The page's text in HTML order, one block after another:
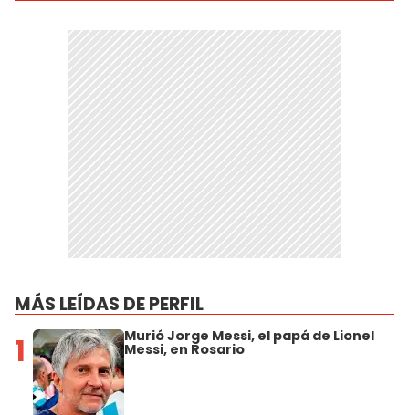
MÁS LEÍDAS DE PERFIL
1 Murió Jorge Messi, el papá de Lionel
Messi, en Rosario